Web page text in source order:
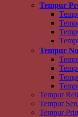
Tempur
Tempur
Tempur
Tempur
Tempur